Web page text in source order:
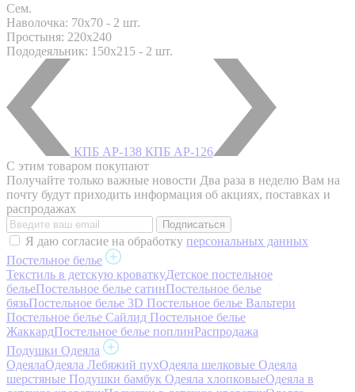
Сем.
Наволочка: 70x70 - 2 шт.
Простыня: 220x240
Пододеяльник: 150x215 - 2 шт.
КПБ AP-138 КПБ AP-126
С этим товаром покупают
Получайте только важные новости Два раза в неделю Вам на
почту будут приходить информация об акциях, поставках и
распродажах
Я даю согласие на обработку персональных данных
Постельное белье
Текстиль в детскую кроваткуДетское постельное
бельеПостельное белье сатинПостельное белье
бязьПостельное белье 3D Постельное белье Вальтери
Постельное белье Сайлид Постельное белье
ЖаккардПостельное белье поплинРаспродажа
Подушки Одеяла
ОдеялаОдеяла Лебяжий пухОдеяла шелковые Одеяла
шерстяные Подушки бамбук Одеяла хлопковыеОдеяла в